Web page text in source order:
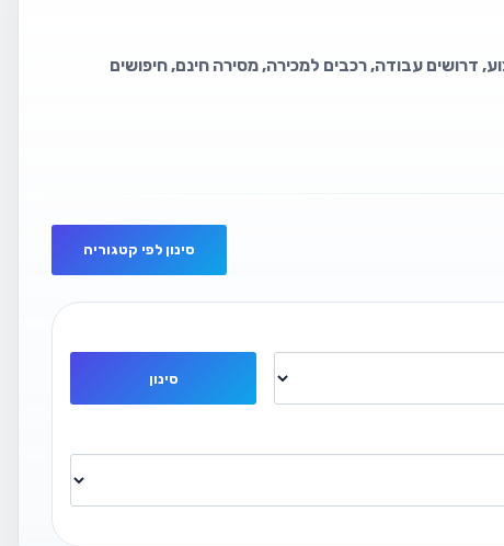
דרושים עבודה, רכבים למכירה, מסירה חינם, חיפושים
סינון לפי קטגוריה
סינון